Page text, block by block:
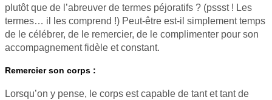
plutôt que de l’abreuver de termes péjoratifs ? (pssst ! Les
termes… il les comprend !) Peut-être est-il simplement temps
de le célébrer, de le remercier, de le complimenter pour son
accompagnement fidèle et constant.
Remercier son corps :
Lorsqu’on y pense, le corps est capable de tant et tant de